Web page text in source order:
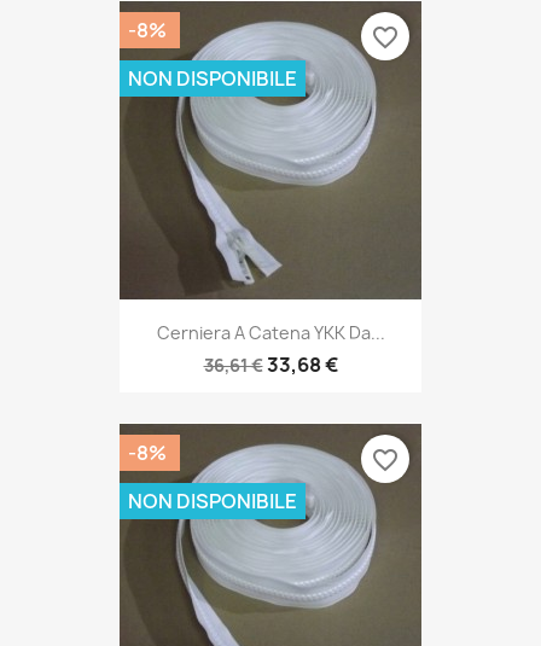
Cerniera A Catena YKK Da...
36,61 €33,68 €
-8%
NON DISPONIBILE
favorite_border
-8%
NON DISPONIBILE
favorite_border